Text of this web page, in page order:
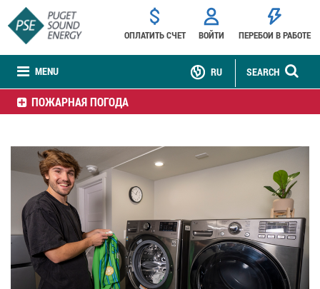
MENU
ОПЛАТИТЬ СЧЕТ ВОЙТИ ПЕРЕБОИ В РАБОТЕ
SEARCH
RU
ПОЖАРНАЯ ПОГОДА